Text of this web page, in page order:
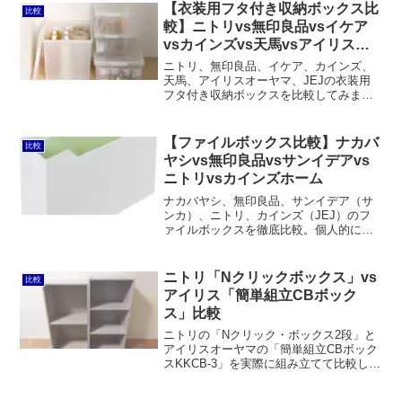
比較
【衣装用フタ付き収納ボックス比
較】ニトリvs無印良品vsイケア
vsカインズvs天馬vsアイリス
vsJEJ
ニトリ、無印良品、イケア、カインズ、
天馬、アイリスオーヤマ、JEJの衣装用
フタ付き収納ボックスを比較してみまし
耐久性重視なら天馬、そこそこの見た目
と耐久性を期待するならJEJがオススメ
です。一方でIKEAは地雷と言えるでしょ
う。
比較
【ファイルボックス比較】ナカバ
ヤシvs無印良品vsサンイデアvs
ニトリvsカインズホーム
ナカバヤシ、無印良品、サンイデア（サ
ンカ）、ニトリ、カインズ（JEJ）のフ
ァイルボックスを徹底比較。個人的には
パに優れたニトリ、ラインナップが豊富
な無印良品も捨てがたいところです。
比較
ニトリ「Nクリックボックス」vs
アイリス「簡単組立CBボック
ス」比較
ニトリの「Nクリック・ボックス2段」と
アイリスオーヤマの「簡単組立CBボック
スKKCB-3」を実際に組み立てて比較して